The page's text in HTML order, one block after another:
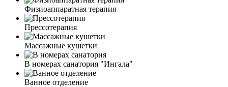
Физиоаппаратная терапия
Прессотерапия
Массажные кушетки
В номерах санатория "Ингала"
Ванное отделение